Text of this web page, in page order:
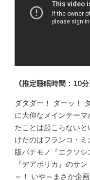
《推定睡眠時間：10分
ダダダー！ ダーッ！
に大仰なメインテー
たことは起こらない
けたのはフランコ・
版パチモノ『エクソシ
『デアボリカ』のサ
～！ いや～まさか企